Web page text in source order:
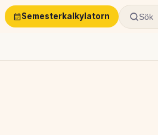
Semesterkalkylatorn Sök